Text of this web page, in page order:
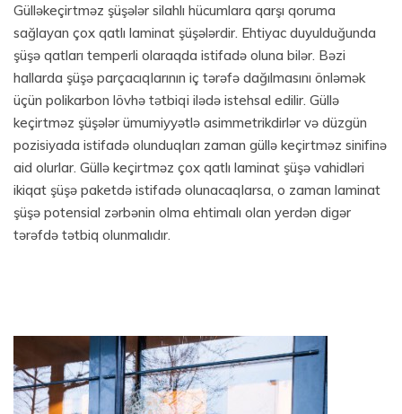
Gülləkeçirtməz şüşələr silahlı hücumlara qarşı qoruma
sağlayan çox qatlı laminat şüşələrdir. Ehtiyac duyulduğunda
şüşə qatları temperli olaraqda istifadə oluna bilər. Bəzi
hallarda şüşə parçacıqlarının iç tərəfə dağılmasını önləmək
üçün polikarbon lövhə tətbiqi ilədə istehsal edilir. Güllə
keçirtməz şüşələr ümumiyyətlə asimmetrikdirlər və düzgün
pozisiyada istifadə olunduqları zaman güllə keçirtməz sinifinə
aid olurlar. Güllə keçirtməz çox qatlı laminat şüşə vahidləri
ikiqat şüşə paketdə istifadə olunacaqlarsa, o zaman laminat
şüşə potensial zərbənin olma ehtimalı olan yerdən digər
tərəfdə tətbiq olunmalıdır.